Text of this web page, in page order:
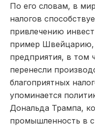
По его словам, в
налогов
привлечению
пример Швейцарию,
предприятия, в том
перенесли
благоприятных
упоминается
Дональда Трампа,
промышленность в